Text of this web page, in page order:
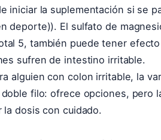
iniciar la suplementación si se
deporte)). El sulfato de
5, también puede tener
sufren de intestino irritable.
alguien con colon irritable, la
doble filo: ofrece opciones, pero
la dosis con cuidado.